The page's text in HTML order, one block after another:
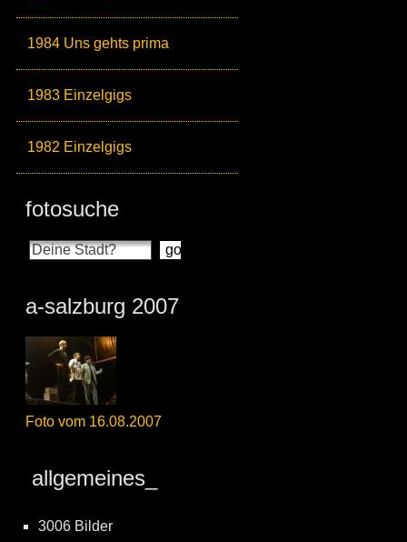
1984 Uns gehts prima
1983 Einzelgigs
1982 Einzelgigs
fotosuche
a-salzburg 2007
Foto vom 16.08.2007
allgemeines_
3006 Bilder